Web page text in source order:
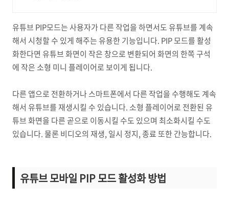
유튜브 PIP모드는 사용자가 다른 작업을 하면서도 유튜브를 계속
해서 시청할 수 있게 해주는 유용한 기능입니다. PIP 모드를 활성
화한다면 유튜브 화면이 작은 창으로 변환되어 화면의 한쪽 구석
에 작은 소형 미니 플레이어로 보이게 됩니다.
다른 앱으로 전환하거나 스마트폰에서 다른 작업을 수행해도 계속
해서 유튜브를 재생시킬 수 있습니다. 소형 플레이어로 전환된 유
튜브 화면을 다른 곧으로 이동시킬 수도 있으며 최소화시킬 수도
있습니다. 물론 비디오의 재생, 일시 정지, 종료 또한 간능합니다.
유튜브 모바일 PIP 모드 활성화 방법